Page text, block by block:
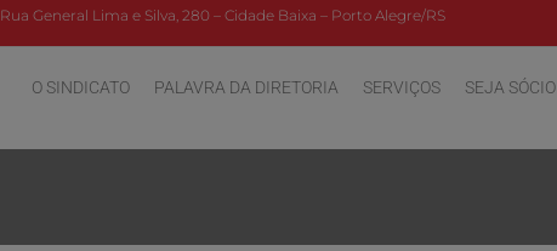
Rua General Lima e Silva, 280 – Cidade Baixa – Porto Alegre/RS
O SINDICATO PALAVRA DA DIRETORIA SERVIÇOS SEJA SÓCIO